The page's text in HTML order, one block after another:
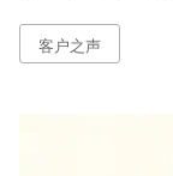
客户之声